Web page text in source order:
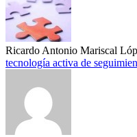
Ricardo Antonio Mariscal
tecnología activa de